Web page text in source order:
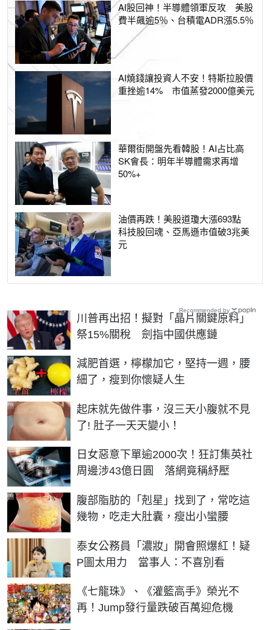
AI股回神！半導體領軍反攻 美股
費半飆逾5％、台積電ADR漲5.5％
AI燒錢讓投資人不安！特斯拉股價
重挫逾14% 市值蒸發2000億美元
華爾街開盤先看韓股！AI占比高
SK會長：明年半導體需求再增
50%+
油價再跌！美股道瓊大漲693點
科技股回魂、亞馬遜市值破3兆美
元
川普再出招！擬對「晶片關鍵原料」
祭15%關稅 劍指中國供應鏈
減肥首選，檸檬加它，堅持一週，腰
細了，瘦到你懷疑人生
PR
起床就先做件事，沒三天小腹就不見
了! 肚子一天天變小！
PR
日女惡意下單逾2000次！狂訂集英社
周邊涉43億日圓 落網竟稱紓壓
腹部脂肪的「剋星」找到了，常吃這
幾物，吃走大肚囊，瘦出小蠻腰
PR
泰女公務員「濃妝」開會照爆紅！疑
P圖太用力 當事人：不喜別看
《七龍珠》、《灌籃高手》榮光不
再！Jump發行量跌破百萬迎危機
Recommended by